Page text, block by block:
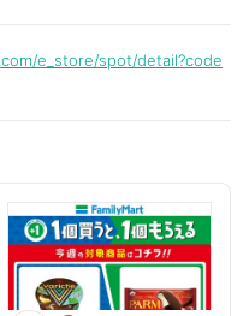
e_store/spot/detail?code